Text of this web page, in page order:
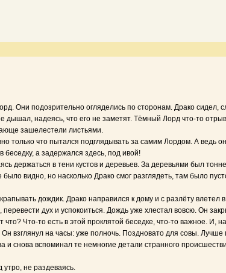
подозрительно огляделись по сторонам. Драко сидел,
надеясь, что его не заметят. Тёмный Лорд что-то
зашелестели листьями.
только что пытался подглядывать за самим Лордом. А ведь
беседку, а задержался здесь, под ивой!
держаться в тени кустов и деревьев. За деревьями был
видно, но насколько Драко смог разглядеть, там было
дождик. Драко направился к дому и с разлёту влетел
дух и успокоиться. Дождь уже хлестал вовсю. Он
Что-то есть в этой проклятой беседке, что-то важное. И,
взглянул на часы: уже полночь. Поздновато для совы. Лучше
снова вспоминал те немногие детали странного
не раздеваясь.